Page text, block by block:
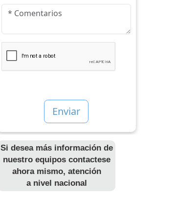
Si desea más información de
nuestro equipos contactese
ahora mismo, atención
a nivel nacional